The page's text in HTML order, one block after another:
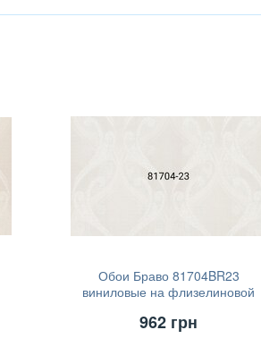
Обои Браво 81704BR23
виниловые на флизелиновой
962 грн